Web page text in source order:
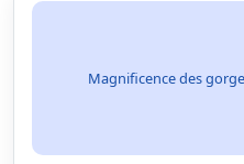
Magnificence des